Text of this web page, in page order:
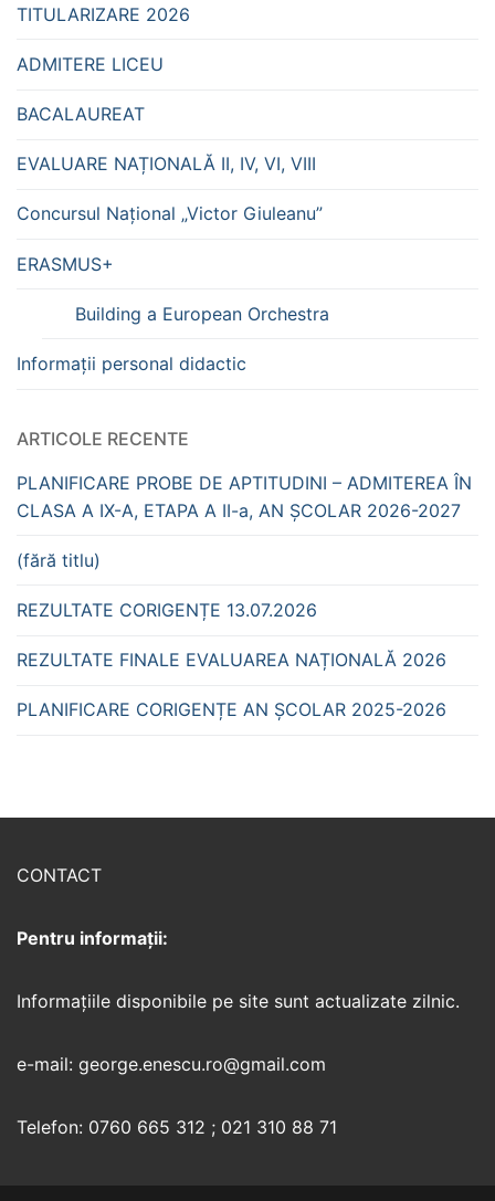
TITULARIZARE 2026
ADMITERE LICEU
BACALAUREAT
EVALUARE NAȚIONALĂ II, IV, VI, VIII
Concursul Național „Victor Giuleanu”
ERASMUS+
Building a European Orchestra
Informații personal didactic
ARTICOLE RECENTE
PLANIFICARE PROBE DE APTITUDINI – ADMITEREA ÎN
CLASA A IX-A, ETAPA A II-a, AN ȘCOLAR 2026-2027
(fără titlu)
REZULTATE CORIGENȚE 13.07.2026
REZULTATE FINALE EVALUAREA NAȚIONALĂ 2026
PLANIFICARE CORIGENȚE AN ȘCOLAR 2025-2026
CONTACT
Pentru informații:
Informaţiile disponibile pe site sunt actualizate zilnic.
e-mail: george.enescu.ro@gmail.com
Telefon: 0760 665 312 ; 021 310 88 71